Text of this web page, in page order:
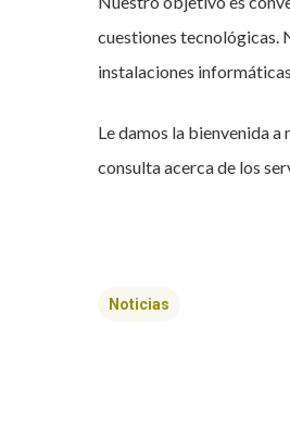
cuestiones tecnológicas.
instalaciones
Le damos la bienvenida
consulta acerca de los
Noticias